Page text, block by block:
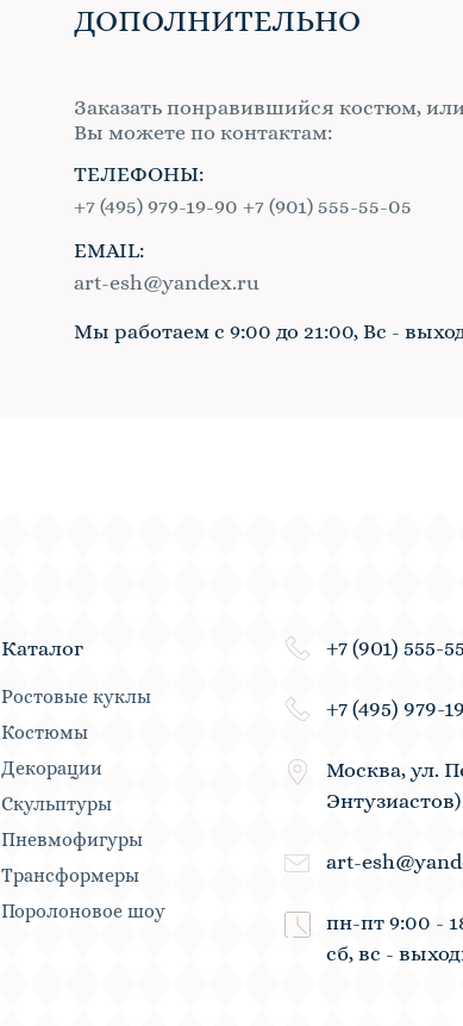
ДОПОЛНИТЕЛЬНО
Заказать понравившийся костюм,
Вы можете по контактам:
ТЕЛЕФОНЫ:
+7 (495) 979-19-90 +7 (901) 555-55-05
EMAIL:
art-esh@yandex.ru
Мы работаем с 9:00 до 21:00, Вс -
Каталог
Ростовые куклы
Костюмы
Декорации
Скульптуры
Пневмофигуры
Трансформеры
Поролоновое шоу
+7 (901) 555-
+7 (495) 979-
Москва, ул.
Энтузиастов)
art-
пн-пт 9:00 -
сб, вс -